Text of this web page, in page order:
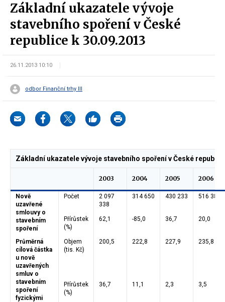
Základní ukazatele vývoje
stavebního spoření v České
republice k 30.09.2013
26.11.2013 10:10
odbor Finanční trhy III
Základní ukazatele vývoje stavebního spoření v České
2003 2004 2005 2006
Nově
uzavřené
smlouvy o
stavebním
spoření
Počet
2 097
338
314 650 430 233 516 385
Přírůstek
(%)
62,1 -85,0 36,7 20,0
Průměrná
cílová částka
u nově
uzavřených
smluv o
stavebním
spoření
fyzickými
Objem
(tis. Kč)
200,5 222,8 227,9 235,8
Přírůstek
(%)
36,7 11,1 2,3 3,5